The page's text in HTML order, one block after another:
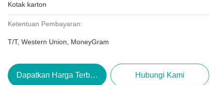
Kotak karton
Ketentuan Pembayaran:
T/T, Western Union, MoneyGram
Dapatkan Harga Terbaik Hubungi Kami